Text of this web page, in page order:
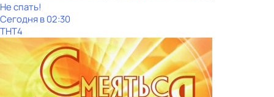
Не спать!
Сегодня в 02:30
ТНТ4